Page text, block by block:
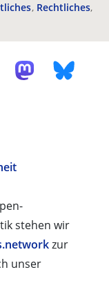
Rechtliches
stehen wir
zur
unser